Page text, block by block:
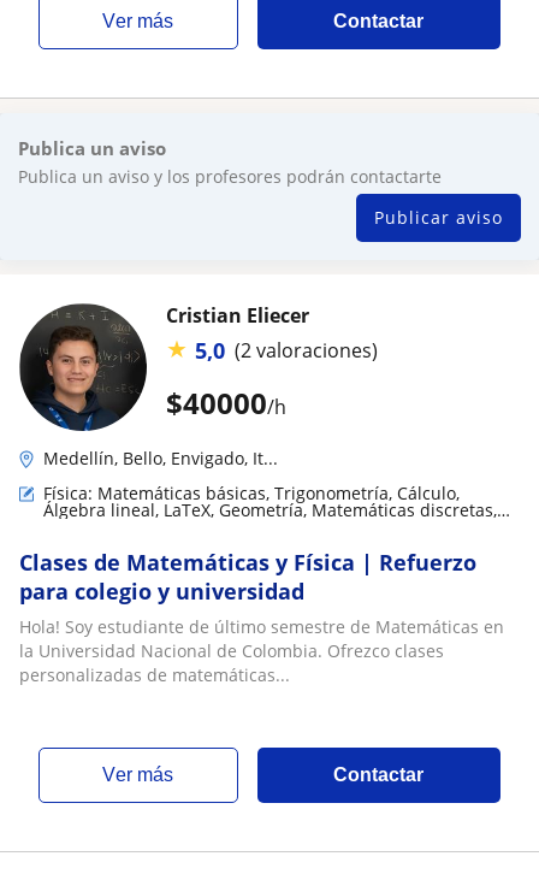
ver más Contactar
Publica un aviso
Publica un aviso y los profesores podrán contactarte
Publicar aviso
$40000/h
Cristian Eliecer
★ 5,0 (2 valoraciones)
Medellín, Bello, Envigado, It...
Física: Matemáticas básicas, Trigonometría, Cálculo,
Álgebra lineal, LaTeX, Geometría, Matemáticas discretas,
Teoría de números, Análisis numérico
Clases de Matemáticas y Física | Refuerzo
para colegio y universidad
Hola! Soy estudiante de último semestre de Matemáticas en
la Universidad Nacional de Colombia. Ofrezco clases
personalizadas de matemáticas...
ver más Contactar